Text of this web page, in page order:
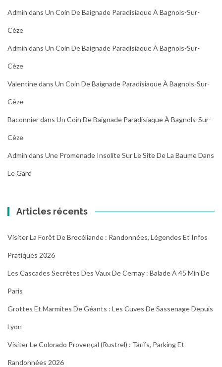
Admin dans Un Coin De Baignade Paradisiaque À Bagnols-Sur-
Cèze
Admin dans Un Coin De Baignade Paradisiaque À Bagnols-Sur-
Cèze
Valentinedans Un Coin De Baignade Paradisiaque À Bagnols-Sur-
Cèze
Baconnierdans Un Coin De Baignade Paradisiaque À Bagnols-Sur-
Cèze
Admin dans Une Promenade Insolite Sur Le Site De La Baume Dans
Le Gard
Articles récents
Visiter La Forêt De Brocéliande : Randonnées, Légendes Et Infos
Pratiques 2026
Les Cascades Secrètes Des Vaux De Cernay : Balade À 45 Min De
Paris
Grottes Et Marmites De Géants : Les Cuves De Sassenage Depuis
Lyon
Visiter Le Colorado Provençal (Rustrel) : Tarifs, Parking Et
Randonnées 2026